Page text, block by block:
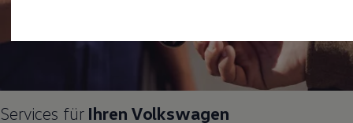
#wedriveproud
Software Updates
Service und Ersatzteile
Inspektion und HU/AU
Services für Ihren Volkswagen